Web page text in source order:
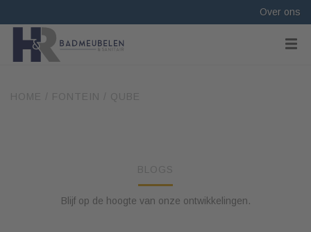
Over ons
HOME FONTEIN QUBE
BLOGS
Blijf op de hoogte van onze ontwikkelingen.